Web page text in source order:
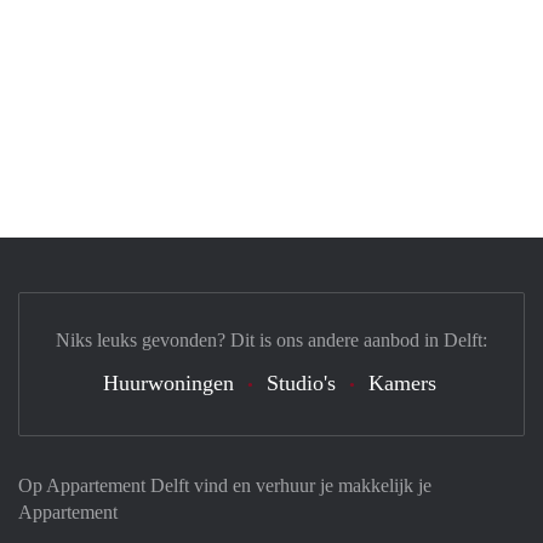
Op Appartement Delft vind en verhuur je makkelijk je
Appartement
Niks leuks gevonden? Dit is ons andere aanbod in Delft:
Huurwoningen Studio's Kamers